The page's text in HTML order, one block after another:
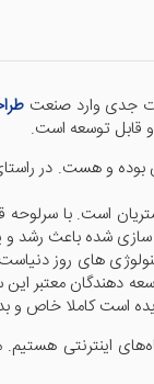
قابل توسعه است.
و هست. در
با سرلوحه
شده باعث رشد و
های روز
دهندگان معتبر
است کاملا خاص و
اینترنتی